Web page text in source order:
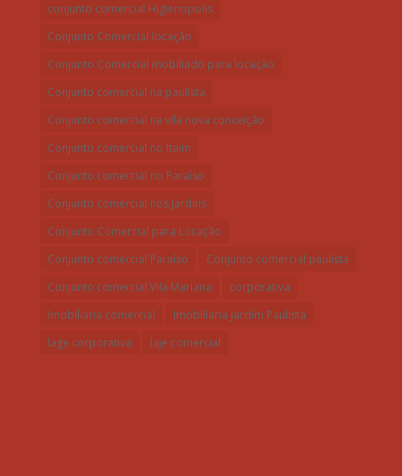
conjunto comercial Higienopolis
Conjunto Comercial locação
Conjunto Comercial mobiliado para locação
Conjunto comercial na paulista
Conjunto comercial na vila nova conceição
Conjunto comercial no Itaim
Conjunto comercial no Paraíso
Conjunto comercial nos Jardins
Conjunto Comercial para Locação
Conjunto comercial Paraíso
Conjunto comercial paulista
Conjunto comercial Vila Mariana
corporativa
Imobiliaria comercial
Imobiliaria Jardim Paulista
lage corporativa
laje comercial